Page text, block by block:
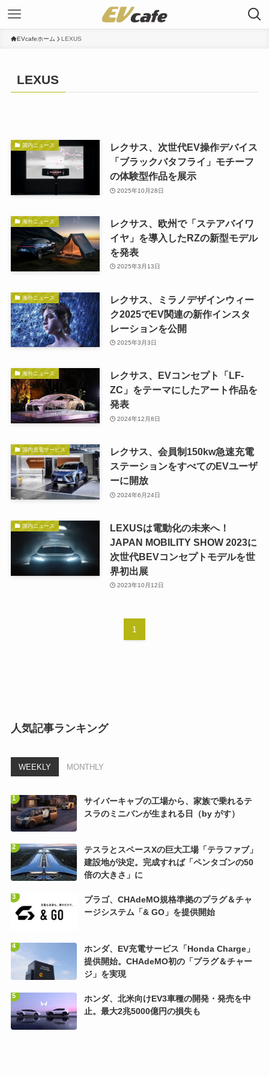
EVcafeホーム LEXUS
LEXUS
国内ニュース
レクサス、次世代EV操作デバイス
「ブラックバタフライ」モチーフ
の体験型作品を展示
2025年10月28日
海外ニュース
レクサス、欧州で「ステアバイワ
イヤ」を導入したRZの新型モデル
を発表
2025年3月13日
海外ニュース
レクサス、ミラノデザインウィー
ク2025でEV関連の新作インスタ
レーションを公開
2025年3月3日
海外ニュース
レクサス、EVコンセプト「LF-
ZC」をテーマにしたアート作品を
発表
2024年12月8日
国内充電サービス
レクサス、会員制150kw急速充電
ステーションをすべてのEVユーザ
ーに開放
2024年6月24日
国内ニュース
LEXUSは電動化の未来へ！
JAPAN MOBILITY SHOW 2023に
次世代BEVコンセプトモデルを世
界初出展
2023年10月12日
1
人気記事ランキング
WEEKLY MONTHLY
サイバーキャブの工場から、家族で乗れるテ
スラのミニバンが生まれる日（by がす）
テスラとスペースXの巨大工場「テラファブ」
建設地が決定。完成すれば「ペンタゴンの50
倍の大きさ」に
プラゴ、CHAdeMO規格準拠のプラグ＆チャ
ージシステム「& GO」を提供開始
ホンダ、EV充電サービス「Honda Charge」
提供開始。CHAdeMO初の「プラグ＆チャー
ジ」を実現
ホンダ、北米向けEV3車種の開発・発売を中
止。最大2兆5000億円の損失も